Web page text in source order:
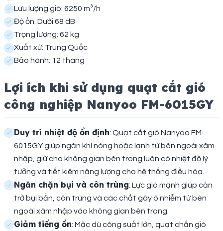
Lưu lượng gió: 6250 m³/h
Độ ồn: Dưới 68 dB
Trọng lượng: 62 kg
Xuất xứ: Trung Quốc
Bảo hành: 12 tháng
Lợi ích khi sử dụng quạt cắt gió
công nghiệp Nanyoo FM-6015GY
Duy trì nhiệt độ ổn định: Quạt cắt gió Nanyoo FM-
6015GY giúp ngăn khí nóng hoặc lạnh từ bên ngoài xâm
nhập, giữ cho không gian bên trong luôn có nhiệt độ lý
tưởng và tiết kiệm năng lượng cho hệ thống điều hòa.
Ngăn chặn bụi và côn trùng: Lực gió mạnh giúp cản
trở bụi bẩn, côn trùng và các chất gây ô nhiễm từ bên
ngoài xâm nhập vào không gian bên trong.
Giảm tiếng ồn: Mặc dù công suất lớn, quạt chắn gió